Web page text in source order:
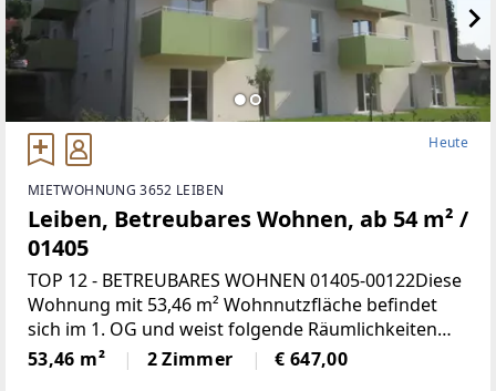
Heute
MIETWOHNUNG 3652 LEIBEN
Leiben, Betreubares Wohnen, ab 54 m² /
01405
TOP 12 - BETREUBARES WOHNEN 01405-00122Diese
Wohnung mit 53,46 m² Wohnnutzfläche befindet
sich im 1. OG und weist folgende Räumlichkeiten
auf:Wohnküche, 1 Schlafzimmer, Bad mit WC,
Vorraum und LoggiaMiete mind.
53,46 m² 2 Zimmer € 647,00